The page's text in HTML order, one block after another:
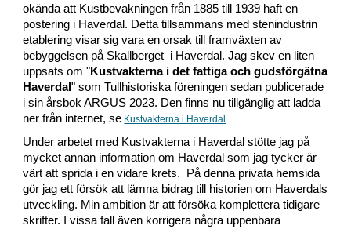
okända att Kustbevakningen från 1885 till 1939 haft en
postering i Haverdal. Detta tillsammans med stenindustrin
etablering visar sig vara en orsak till framväxten av
bebyggelsen på Skallberget i Haverdal. Jag skev en liten
uppsats om "Kustvakterna i det fattiga och gudsförgätna
Haverdal" som Tullhistoriska föreningen sedan publicerade
i sin årsbok ARGUS 2023. Den finns nu tillgänglig att ladda
ner från internet, se Kustvakterna i Haverdal
Under arbetet med Kustvakterna i Haverdal stötte jag på
mycket annan information om Haverdal som jag tycker är
värt att sprida i en vidare krets. På denna privata hemsida
gör jag ett försök att lämna bidrag till historien om Haverdals
utveckling. Min ambition är att försöka komplettera tidigare
skrifter. I vissa fall även korrigera några uppenbara